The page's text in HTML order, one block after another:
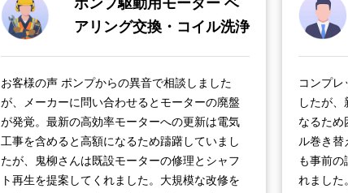
ポンプ駆動用モーター ベ
アリング交換・コイル洗浄
お客様の声 ポンプからの異音で相談しました
が、メーカーに問い合わせるとモーターの廃盤
が発覚。最新の高効率モーターへの更新は電気
工事を含めると高額になるため躊躇していまし
たが、鬼柳さんは既設モーターの修理とシャフ
ト再生を提案してくれました。大規模な改修を
コンプレ
したが
なるため
ル巻き
も事前の
れました